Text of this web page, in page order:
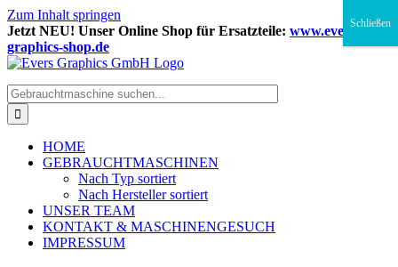
Zum Inhalt springen
Jetzt NEU! Unser Online Shop für Ersatzteile: www.evers-
graphics-shop.de
HOME
GEBRAUCHTMASCHINEN
Nach Typ sortiert
Nach Hersteller sortiert
UNSER TEAM
KONTAKT & MASCHINENGESUCH
IMPRESSUM
Schließen